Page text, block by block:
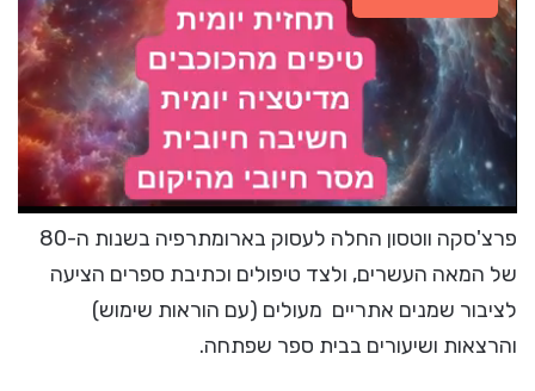
פרצ'סקה ווטסון החלה לעסוק בארומתרפיה בשנות ה-80
של המאה העשרים, ולצד טיפולים וכתיבת ספרים הציעה
לציבור שמנים אתריים מעולים (עם הוראות שימוש)
והרצאות ושיעורים בבית ספר שפתחה.